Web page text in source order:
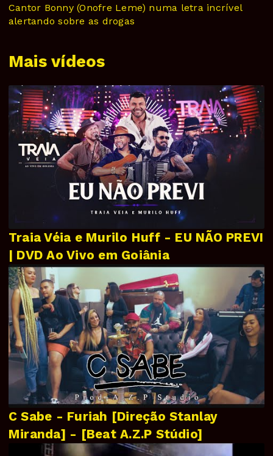
Mais vídeos
Traia Véia e Murilo Huff - EU NÃO PREVI
| DVD Ao Vivo em Goiânia
C Sabe - Furiah [Direção Stanlay
Miranda] - [Beat A.Z.P Stúdio]
Cantor Bonny (Onofre Leme) numa letra incrível
alertando sobre as drogas